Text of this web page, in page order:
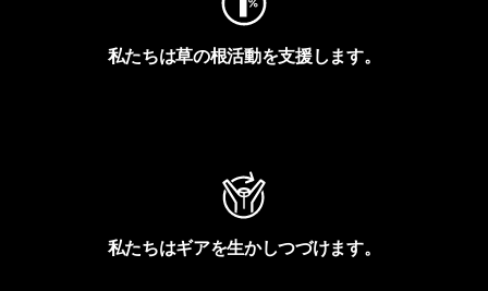
私たちは草の根活動を支援します。
私たちはギアを生かしつづけます。